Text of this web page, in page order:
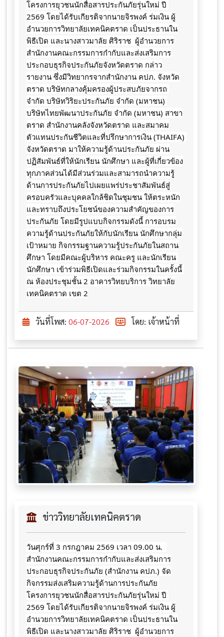
โครงการยุวชนนักสื่อสารประกันภัยรุ่นใหม่ ปี
2569 โดยได้รับเกียรติจากนายจิรพงค์ ร่มเงิน ผู้
อำนวยการวิทยาลัยเทคนิคตราด เป็นประธานใน
พิธีเปิด และนางสาวมาลัย​ ศิริราช​  ผู้อำนวยการ
สำนักงานคณะกรรมการ​กำกับ​และส่งเสริม​การ
ประกอบธุรกิจ​ประกันภัย​จังหวัด​ตราด​ กล่าว
รายงาน ซึ่งมีวิทยากรจากสำนักงาน คปภ. จังหวัด
ตราด บริษัทกลางคุ้มครองผู้ประสบภัยจากรถ
จำกัด บริษัทวิริยะประกันภัย จำกัด (มหาชน)
บริษัทไทยพัฒนาประกันภัย จำกัด (มหาชน) สาขา
ตราด สำนักงานคลังจังหวัดตราด และสมาคม
ตัวแทนประกันชีวิตและที่ปรึกษาการเงิน (THAIFA)
จังหวัดตราด มาให้ความรู้ด้านประกันภัย ผ่าน
ปฏิสัมพันธ์ที่ให้นักเรียน นักศึกษา และผู้ที่เกี่ยวข้อง
ทุกภาคส่วนได้มีส่วนร่วมและสามารถนำความรู้
ด้านการประกันภัยไปเผยแพร่ประชาสัมพันธ์สู่
ครอบครัวและบุคคลใกล้ชิดในชุมชน ให้ตระหนัก
และทราบถึงประโยชน์ของความสำคัญของการ
ประกันภัย โดยมีรูปแบบกิจกรรมดังนี้ การอบรม
ความรู้ด้านประกันภัยให้กับนักเรียน นักศึกษากลุ่ม
เป้าหมาย กิจกรรมฐานความรู้ประกันภัยในสถาน
ศึกษา โดยมีคณะผู้บริหาร คณะครู และนักเรียน
นักศึกษา เข้าร่วมพิธีเปิดและร่วมกิจกรรมในครั้งนี้
ณ ห้องประชุมชั้น 2 อาคารวิทยบริการ วิทยาลัย
เทคนิคตราด เขต 2
วันที่โพส: 06-07-2026 โดย: เจ้าหน้าที่
ข่าววิทยาลัยเทคนิคตราด
วันศุกร์ที่ 3 กรกฎาคม 2569 เวลา 09.00 น.
สำนักงานคณะกรรมการกำกับและส่งเสริมการ
ประกอบธุรกิจประกันภัย (สำนักงาน คปภ.) จัด
กิจกรรมส่งเสริมความรู้ด้านการประกันภัย
โครงการยุวชนนักสื่อสารประกันภัยรุ่นใหม่ ปี
2569 โดยได้รับเกียรติจากนายจิรพงค์ ร่มเงิน ผู้
อำนวยการวิทยาลัยเทคนิคตราด เป็นประธานใน
พิธีเปิด และนางสาวมาลัย​ ศิริราช​  ผู้อำนวยการ